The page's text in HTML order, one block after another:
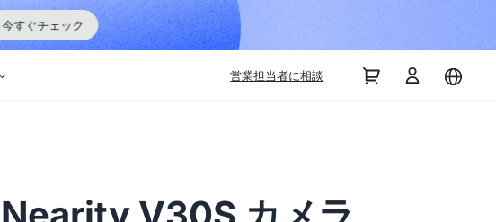
今すぐチェック
営業担当者に相談